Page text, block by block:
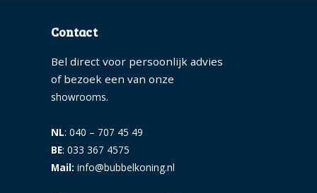
Contact
Bel direct voor persoonlijk advies
of bezoek een van onze
showrooms.
NL: 040 – 707 45 49
BE: 033 367 4575
Mail: info@bubbelkoning.nl